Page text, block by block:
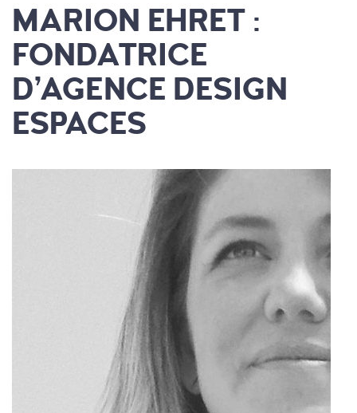
MARION EHRET :
FONDATRICE
D’AGENCE DESIGN
ESPACES